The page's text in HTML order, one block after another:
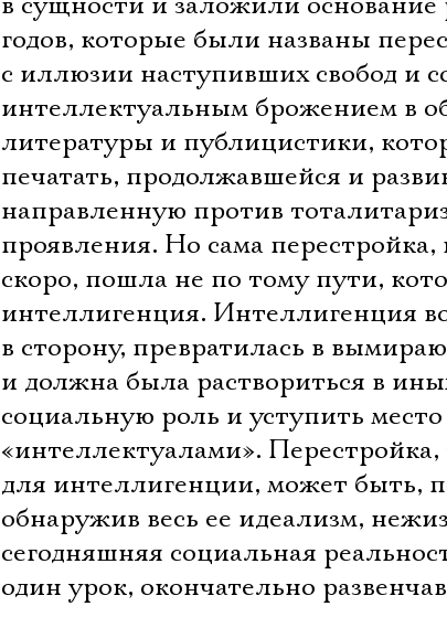
годов, которые были названы
с иллюзии наступивших свобод и
интеллектуальным брожением в
литературы и публицистики,
печатать, продолжавшейся и
направленную против
проявления. Но сама
скоро, пошла не по тому пути,
интеллигенция. Интеллигенция
в сторону, превратилась в
и должна была раствориться в
социальную роль и уступить
«интеллектуалами».
для интеллигенции, может быть,
обнаружив весь ее идеализм,
сегодняшняя социальная
один урок, окончательно